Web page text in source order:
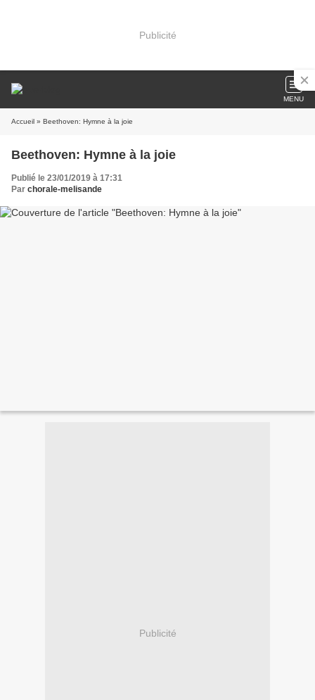
Publicité
MENU
Accueil » Beethoven: Hymne à la joie
Beethoven: Hymne à la joie
Publié le 23/01/2019 à 17:31
Par chorale-melisande
Publicité